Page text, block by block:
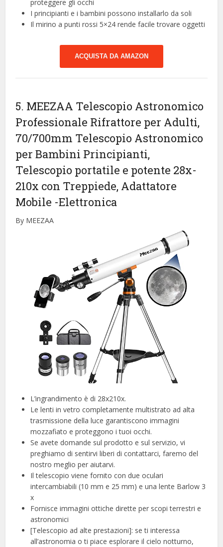
proteggere gli occhi
I principianti e i bambini possono installarlo da soli
Il mirino a punti rossi 5×24 rende facile trovare oggetti
ACQUISTA DA AMAZON
5. MEEZAA Telescopio Astronomico
Professionale Rifrattore per Adulti,
70/700mm Telescopio Astronomico
per Bambini Principianti,
Telescopio portatile e potente 28x-
210x con Treppiede, Adattatore
Mobile -Elettronica
By MEEZAA
L’ingrandimento è di 28x210x.
Le lenti in vetro completamente multistrato ad alta
trasmissione della luce garantiscono immagini
mozzafiato e proteggono i tuoi occhi.
Se avete domande sul prodotto e sul servizio, vi
preghiamo di sentirvi liberi di contattarci, faremo del
nostro meglio per aiutarvi.
Il telescopio viene fornito con due oculari
intercambiabili (10 mm e 25 mm) e una lente Barlow 3
x
Fornisce immagini ottiche dirette per scopi terrestri e
astronomici
[Telescopio ad alte prestazioni]: se ti interessa
all’astronomia o ti piace esplorare il cielo notturno,